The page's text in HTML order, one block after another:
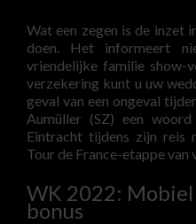
Wat een zegen is de inzet
doen. Het informeert
vriendelijke familie show-
verzekering kunt u uw
geval van een ongeval
Aumüller (SZ) een
Eintracht tijdens zijn reis
Tour de France-etappe van
WK 2022:
bonus